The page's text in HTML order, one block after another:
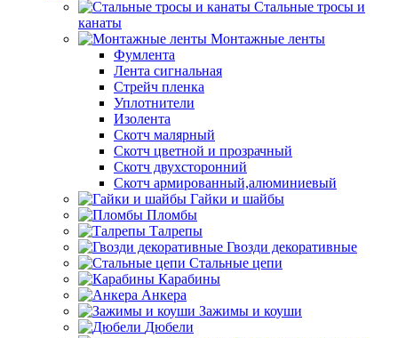
Стальные тросы и
канаты
Монтажные ленты
Фумлента
Лента сигнальная
Стрейч пленка
Уплотнители
Изолента
Скотч малярный
Скотч цветной и прозрачный
Скотч двухсторонний
Скотч армированный,алюминиевый
Гайки и шайбы
Пломбы
Талрепы
Гвозди декоративные
Стальные цепи
Карабины
Анкера
Зажимы и коуши
Дюбели